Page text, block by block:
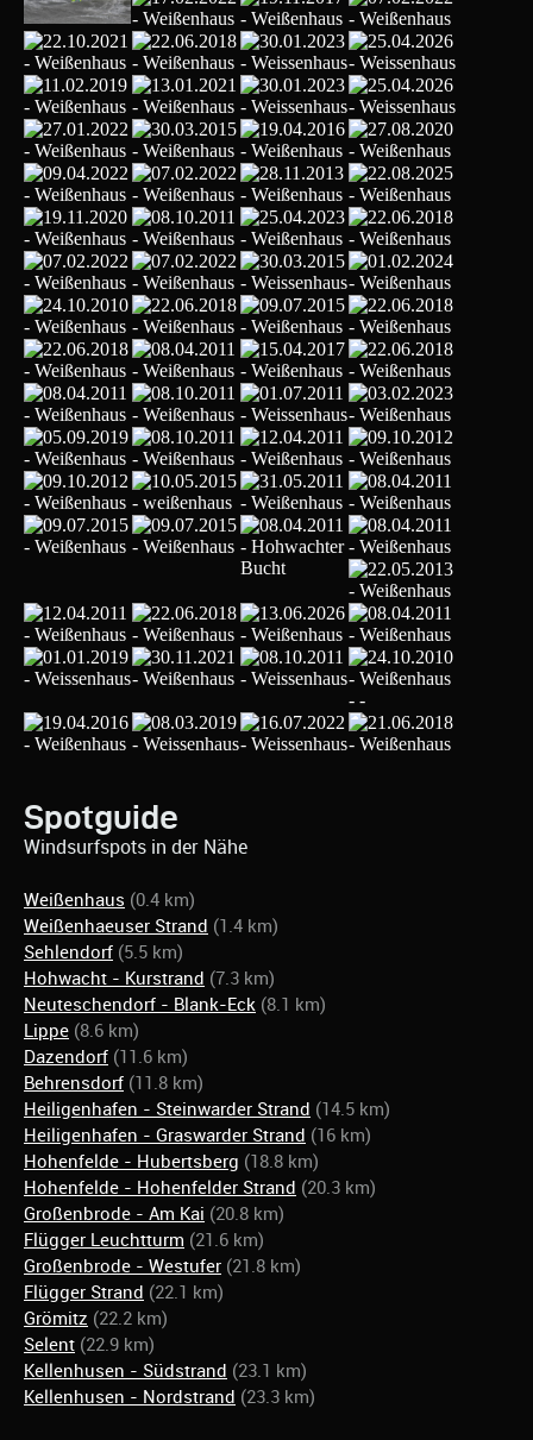
Spotguide
Windsurfspots in der Nähe
Weißenhaus (0.4 km)
Weißenhaeuser Strand (1.4 km)
Sehlendorf (5.5 km)
Hohwacht - Kurstrand (7.3 km)
Neuteschendorf - Blank-Eck (8.1 km)
Lippe (8.6 km)
Dazendorf (11.6 km)
Behrensdorf (11.8 km)
Heiligenhafen - Steinwarder Strand (14.5 km)
Heiligenhafen - Graswarder Strand (16 km)
Hohenfelde - Hubertsberg (18.8 km)
Hohenfelde - Hohenfelder Strand (20.3 km)
Großenbrode - Am Kai (20.8 km)
Flügger Leuchtturm (21.6 km)
Großenbrode - Westufer (21.8 km)
Flügger Strand (22.1 km)
Grömitz (22.2 km)
Selent (22.9 km)
Kellenhusen - Südstrand (23.1 km)
Kellenhusen - Nordstrand (23.3 km)